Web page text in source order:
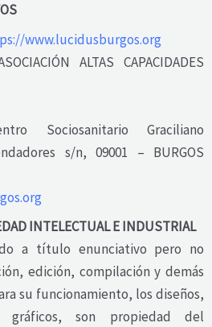
www.lucidusburgos.org
ALTAS CAPACIDADES
Sociosanitario Graciliano
s/n, 09001 – BURGOS
INTELECTUAL E INDUSTRIAL
a título enunciativo pero no
edición, compilación y demás
su funcionamiento, los diseños,
son propiedad del